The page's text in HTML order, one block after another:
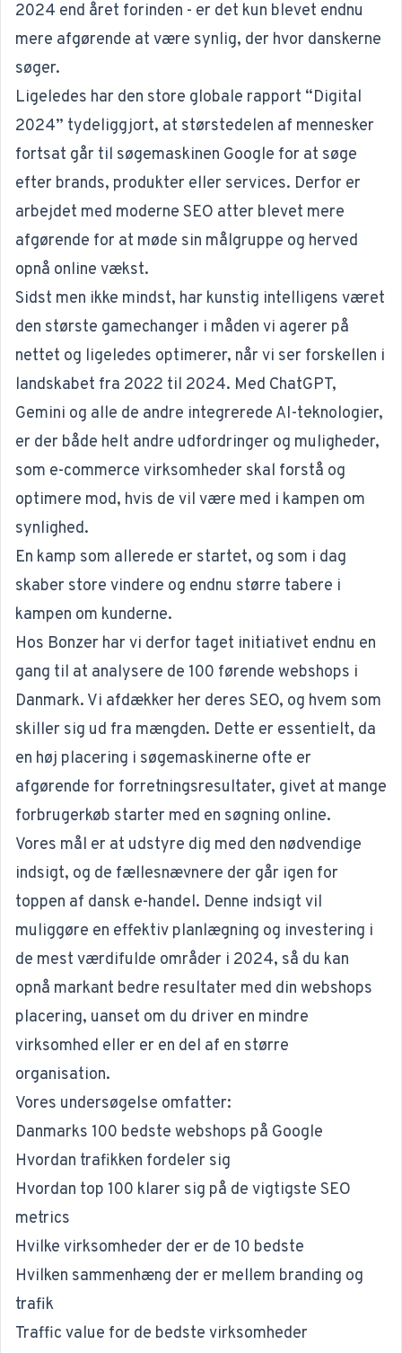
2024 end året forinden - er det kun blevet endnu
mere afgørende at være synlig, der hvor danskerne
søger.
Ligeledes har den store globale rapport “Digital
2024” tydeliggjort, at størstedelen af mennesker
fortsat går til søgemaskinen Google for at søge
efter brands, produkter eller services. Derfor er
arbejdet med moderne SEO atter blevet mere
afgørende for at møde sin målgruppe og herved
opnå online vækst.
Sidst men ikke mindst, har kunstig intelligens været
den største gamechanger i måden vi agerer på
nettet og ligeledes optimerer, når vi ser forskellen i
landskabet fra 2022 til 2024. Med ChatGPT,
Gemini og alle de andre integrerede AI-teknologier,
er der både helt andre udfordringer og muligheder,
som e-commerce virksomheder skal forstå og
optimere mod, hvis de vil være med i kampen om
synlighed.
En kamp som allerede er startet, og som i dag
skaber store vindere og endnu større tabere i
kampen om kunderne.
Hos Bonzer har vi derfor taget initiativet endnu en
gang til at analysere de 100 førende webshops i
Danmark. Vi afdækker her deres SEO, og hvem som
skiller sig ud fra mængden. Dette er essentielt, da
en høj placering i søgemaskinerne ofte er
afgørende for forretningsresultater, givet at mange
forbrugerkøb starter med en søgning online.
Vores mål er at udstyre dig med den nødvendige
indsigt, og de fællesnævnere der går igen for
toppen af dansk e-handel. Denne indsigt vil
muliggøre en effektiv planlægning og investering i
de mest værdifulde områder i 2024, så du kan
opnå markant bedre resultater med din webshops
placering, uanset om du driver en mindre
virksomhed eller er en del af en større
organisation.
Vores undersøgelse omfatter:
Danmarks 100 bedste webshops på Google
Hvordan trafikken fordeler sig
Hvordan top 100 klarer sig på de vigtigste SEO
metrics
Hvilke virksomheder der er de 10 bedste
Hvilken sammenhæng der er mellem branding og
trafik
Traffic value for de bedste virksomheder